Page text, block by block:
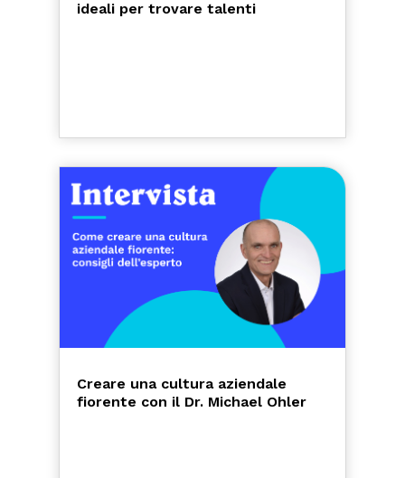
ideali per trovare talenti
Creare una cultura aziendale
fiorente con il Dr. Michael Ohler